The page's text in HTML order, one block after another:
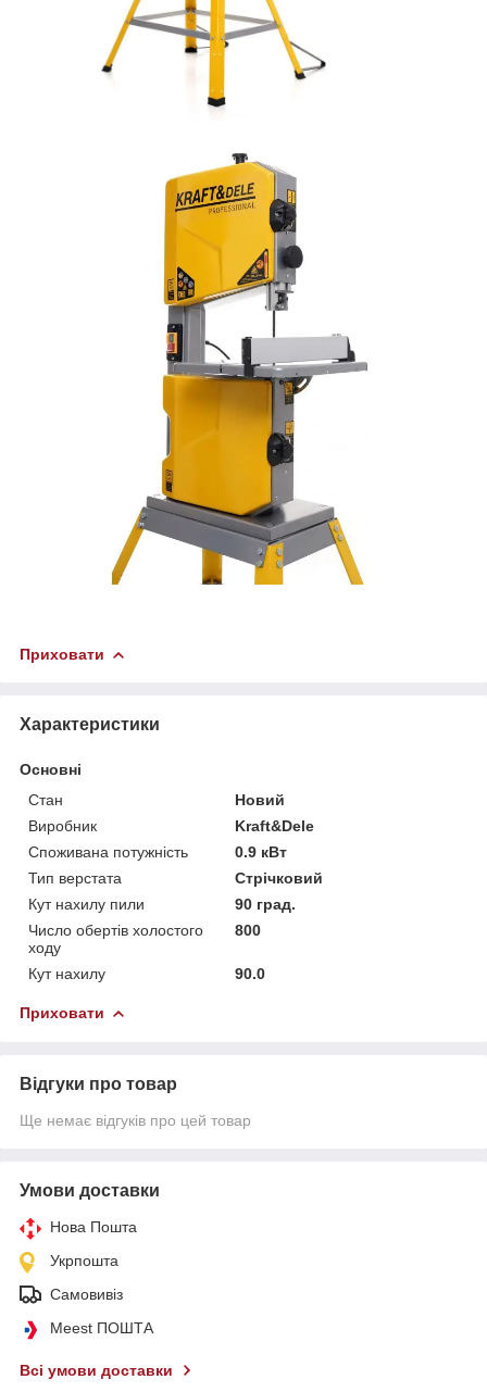
Приховати
Характеристики
Основні
Стан
Новий
Виробник
Kraft&Dele
Споживана потужність
0.9 кВт
Тип верстата
Стрічковий
Кут нахилу пили
90 град.
Число обертів холостого
ходу
800
Кут нахилу 90.0
Приховати
Відгуки про товар
Ще немає відгуків про цей товар
Умови доставки
Нова Пошта
Укрпошта
Самовивіз
Meest ПОШТА
Всі умови доставки